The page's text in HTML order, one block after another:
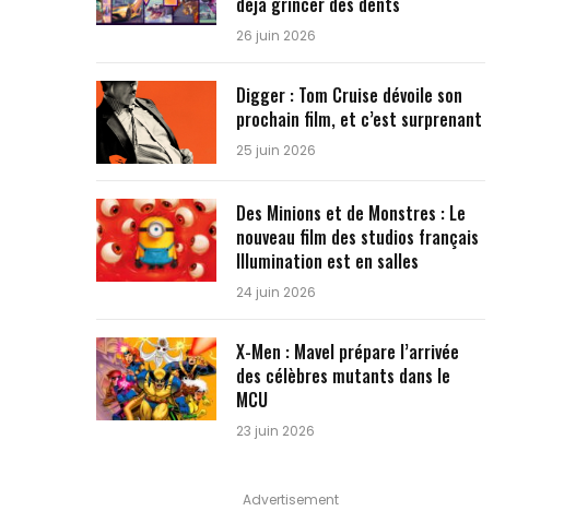
26 juin 2026
Digger : Tom Cruise dévoile son
prochain film, et c’est surprenant
25 juin 2026
Des Minions et de Monstres : Le
nouveau film des studios français
Illumination est en salles
24 juin 2026
X-Men : Mavel prépare l’arrivée
des célèbres mutants dans le
MCU
23 juin 2026
Advertisement